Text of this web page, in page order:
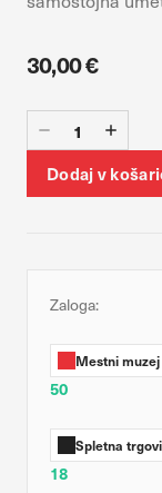
30,00 €
Dodaj v
Zaloga:
Mestni
50
Spletna
18
vaših interesov, ki
edinstveno
zavrnete uporabo
Potrdi moje izbire